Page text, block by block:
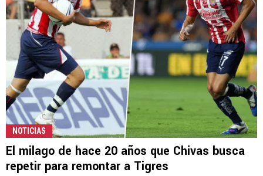
NOTICIAS
El milago de hace 20 años que Chivas busca
repetir para remontar a Tigres